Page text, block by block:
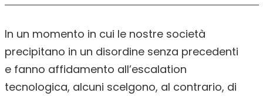
In un momento in cui le nostre società
precipitano in un disordine senza precedenti
e fanno affidamento all’escalation
tecnologica, alcuni scelgono, al contrario, di